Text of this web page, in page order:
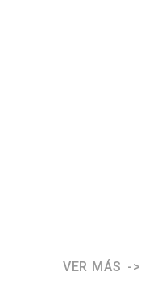
VER MÁS